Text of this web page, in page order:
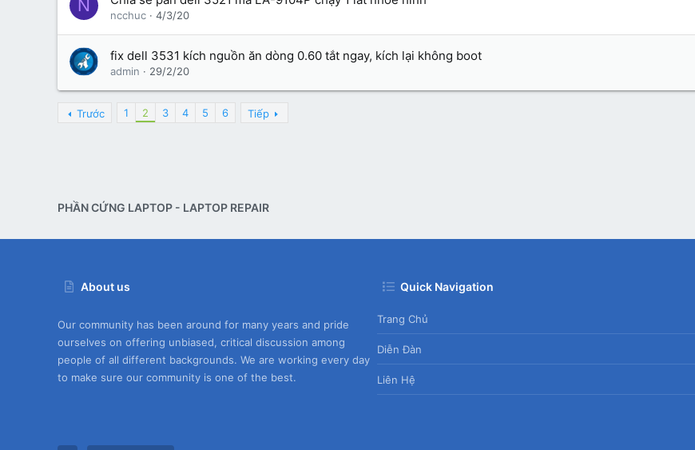
N ncchuc 4/3/20
fix dell 3531 kích nguồn ăn dòng 0.60 tắt ngay, kích lại không boot
admin 29/2/20
Trước 1 2 3 4 5 6 Tiếp
PHẦN CỨNG LAPTOP - LAPTOP REPAIR
About us
Our community has been around for many years and pride
ourselves on offering unbiased, critical discussion among
people of all different backgrounds. We are working every day
to make sure our community is one of the best.
Quick Navigation
Trang Chủ
Diễn Đàn
Liên Hệ